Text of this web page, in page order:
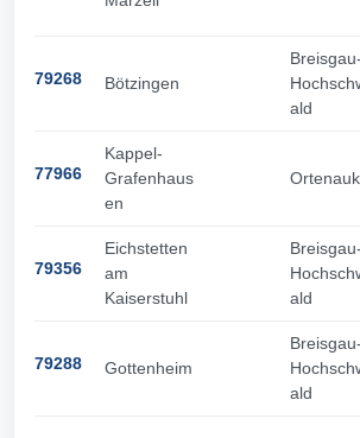
79268 Bötzingen
Breisgau-
ald
77966
Kappel-
Grafenhaus
en
79356
Eichstetten
am
Kaiserstuhl
Breisgau-
ald
79288 Gottenheim
Breisgau-
ald